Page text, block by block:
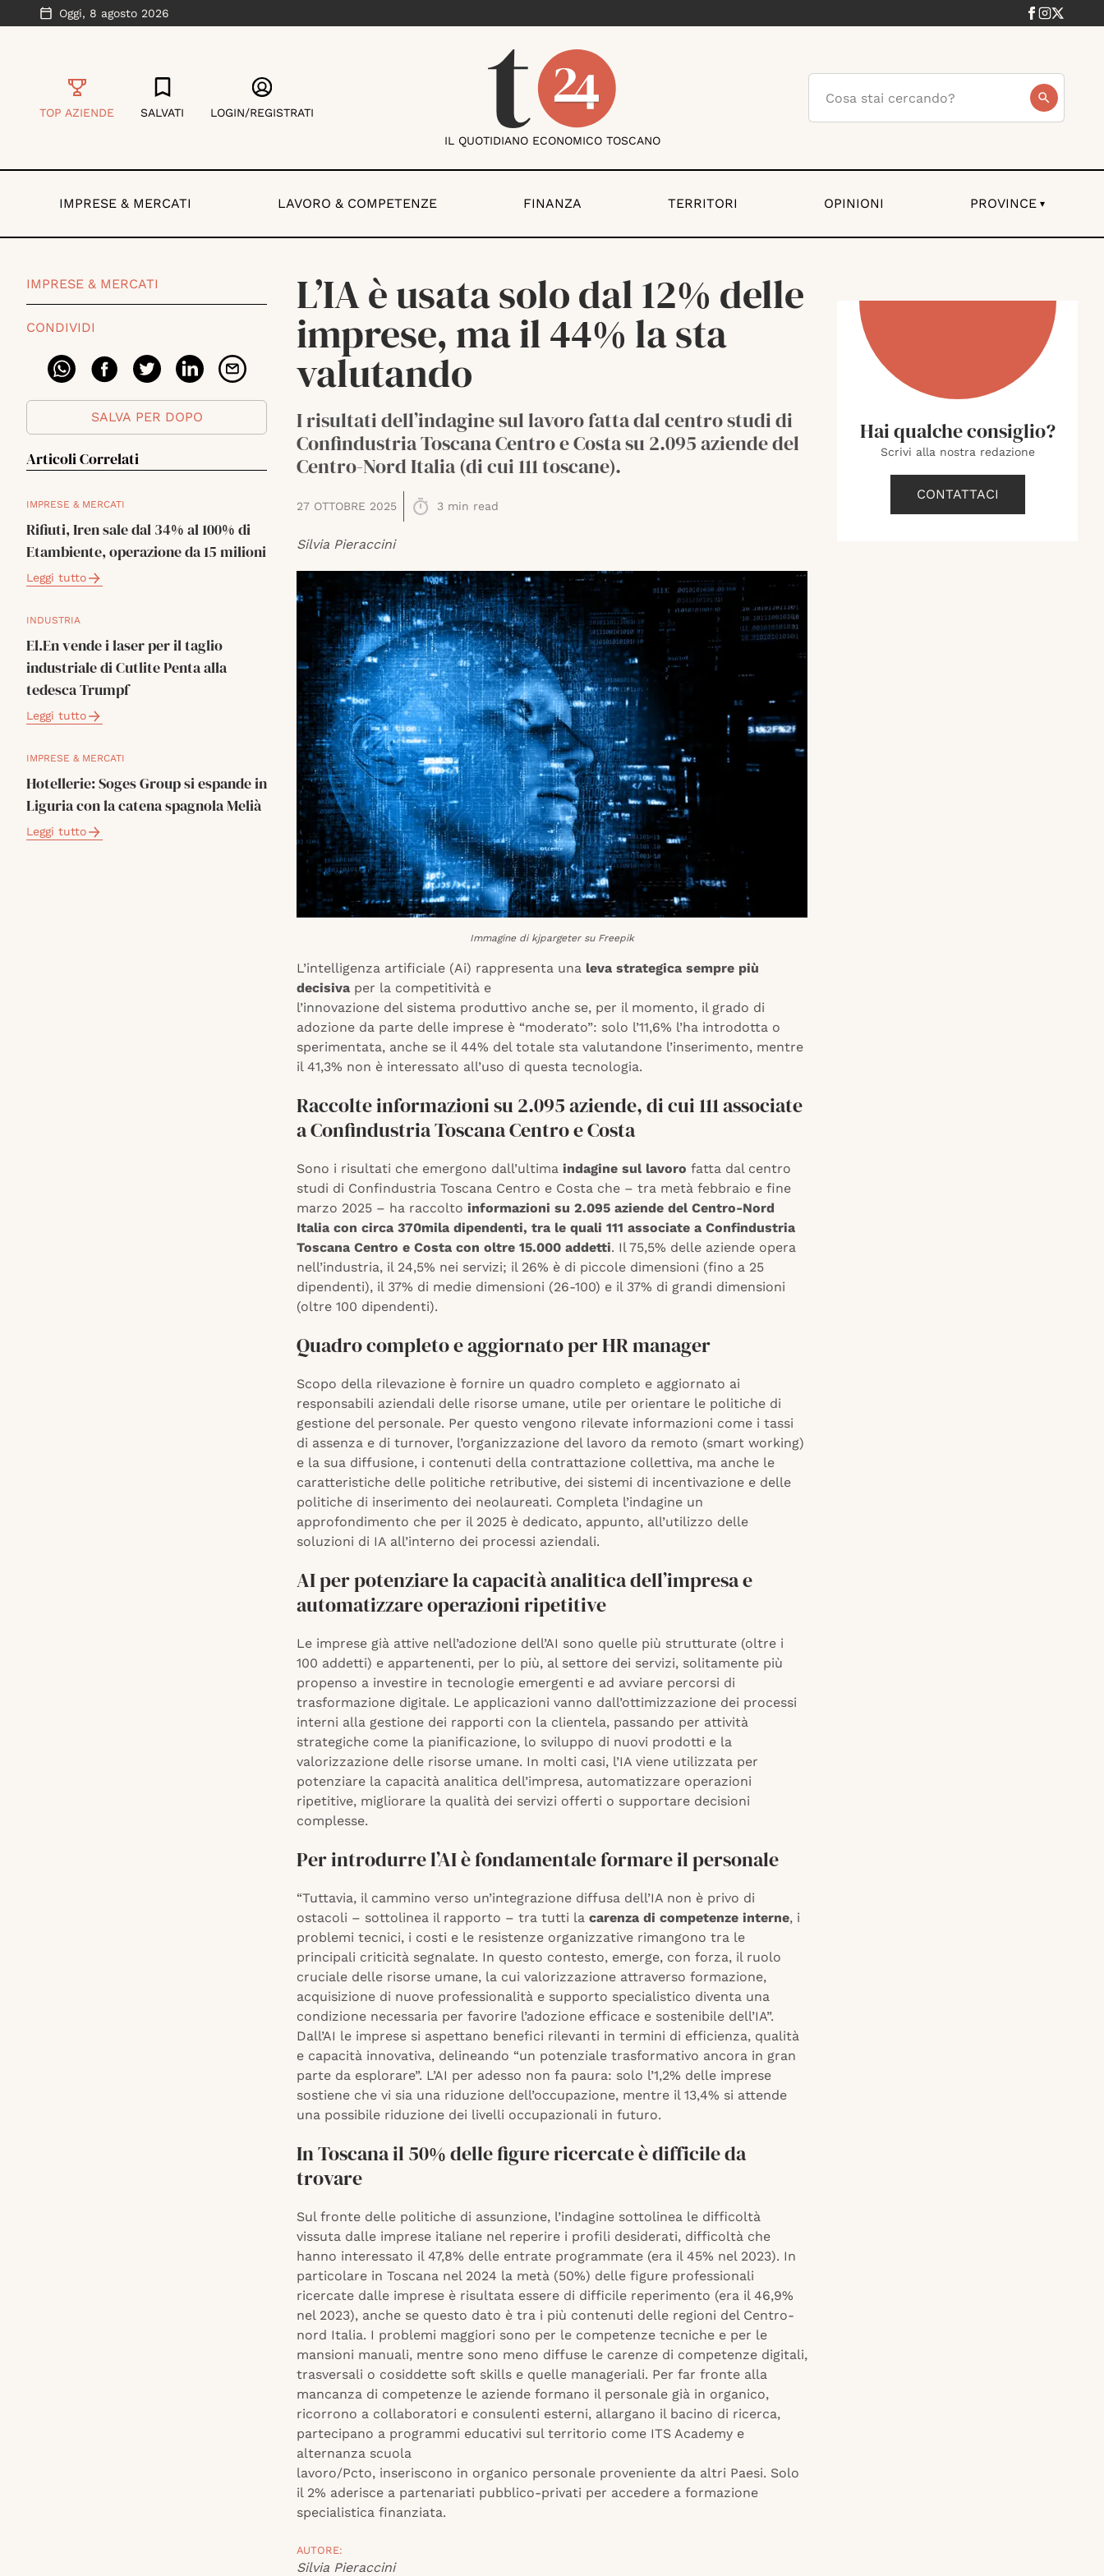
Oggi, 8 agosto 2026
TOP AZIENDE SALVATI LOGIN/REGISTRATI
IL QUOTIDIANO ECONOMICO TOSCANO
IMPRESE & MERCATI LAVORO & COMPETENZE FINANZA TERRITORI OPINIONI PROVINCE ▾
IMPRESE & MERCATI
CONDIVIDI
SALVA PER DOPO
Articoli Correlati
IMPRESE & MERCATI
Rifiuti, Iren sale dal 34% al 100% di
Etambiente, operazione da 15 milioni
Leggi tutto
INDUSTRIA
El.En vende i laser per il taglio
industriale di Cutlite Penta alla
tedesca Trumpf
Leggi tutto
IMPRESE & MERCATI
Hotellerie: Soges Group si espande in
Liguria con la catena spagnola Melià
Leggi tutto
L’IA è usata solo dal 12% delle
imprese, ma il 44% la sta
valutando
I risultati dell’indagine sul lavoro fatta dal centro studi di
Confindustria Toscana Centro e Costa su 2.095 aziende del
Centro-Nord Italia (di cui 111 toscane).
27 OTTOBRE 2025 3 min read
Silvia Pieraccini
Immagine di kjpargeter su Freepik
L’intelligenza artificiale (Ai) rappresenta una leva strategica sempre più
decisiva per la competitività e
l’innovazione del sistema produttivo anche se, per il momento, il grado di
adozione da parte delle imprese è “moderato”: solo l’11,6% l’ha introdotta o
sperimentata, anche se il 44% del totale sta valutandone l’inserimento, mentre
il 41,3% non è interessato all’uso di questa tecnologia.
Raccolte informazioni su 2.095 aziende, di cui 111 associate
a Confindustria Toscana Centro e Costa
Sono i risultati che emergono dall’ultima indagine sul lavoro fatta dal centro
studi di Confindustria Toscana Centro e Costa che – tra metà febbraio e fine
marzo 2025 – ha raccolto informazioni su 2.095 aziende del Centro-Nord
Italia con circa 370mila dipendenti, tra le quali 111 associate a Confindustria
Toscana Centro e Costa con oltre 15.000 addetti. Il 75,5% delle aziende opera
nell’industria, il 24,5% nei servizi; il 26% è di piccole dimensioni (fino a 25
dipendenti), il 37% di medie dimensioni (26-100) e il 37% di grandi dimensioni
(oltre 100 dipendenti).
Quadro completo e aggiornato per HR manager
Scopo della rilevazione è fornire un quadro completo e aggiornato ai
responsabili aziendali delle risorse umane, utile per orientare le politiche di
gestione del personale. Per questo vengono rilevate informazioni come i tassi
di assenza e di turnover, l’organizzazione del lavoro da remoto (smart working)
e la sua diffusione, i contenuti della contrattazione collettiva, ma anche le
caratteristiche delle politiche retributive, dei sistemi di incentivazione e delle
politiche di inserimento dei neolaureati. Completa l’indagine un
approfondimento che per il 2025 è dedicato, appunto, all’utilizzo delle
soluzioni di IA all’interno dei processi aziendali.
AI per potenziare la capacità analitica dell’impresa e
automatizzare operazioni ripetitive
Le imprese già attive nell’adozione dell’AI sono quelle più strutturate (oltre i
100 addetti) e appartenenti, per lo più, al settore dei servizi, solitamente più
propenso a investire in tecnologie emergenti e ad avviare percorsi di
trasformazione digitale. Le applicazioni vanno dall’ottimizzazione dei processi
interni alla gestione dei rapporti con la clientela, passando per attività
strategiche come la pianificazione, lo sviluppo di nuovi prodotti e la
valorizzazione delle risorse umane. In molti casi, l’IA viene utilizzata per
potenziare la capacità analitica dell’impresa, automatizzare operazioni
ripetitive, migliorare la qualità dei servizi offerti o supportare decisioni
complesse.
Per introdurre l’AI è fondamentale formare il personale
“Tuttavia, il cammino verso un’integrazione diffusa dell’IA non è privo di
ostacoli – sottolinea il rapporto – tra tutti la carenza di competenze interne, i
problemi tecnici, i costi e le resistenze organizzative rimangono tra le
principali criticità segnalate. In questo contesto, emerge, con forza, il ruolo
cruciale delle risorse umane, la cui valorizzazione attraverso formazione,
acquisizione di nuove professionalità e supporto specialistico diventa una
condizione necessaria per favorire l’adozione efficace e sostenibile dell’IA”.
Dall’AI le imprese si aspettano benefici rilevanti in termini di efficienza, qualità
e capacità innovativa, delineando “un potenziale trasformativo ancora in gran
parte da esplorare”. L’AI per adesso non fa paura: solo l’1,2% delle imprese
sostiene che vi sia una riduzione dell’occupazione, mentre il 13,4% si attende
una possibile riduzione dei livelli occupazionali in futuro.
In Toscana il 50% delle figure ricercate è difficile da
trovare
Sul fronte delle politiche di assunzione, l’indagine sottolinea le difficoltà
vissuta dalle imprese italiane nel reperire i profili desiderati, difficoltà che
hanno interessato il 47,8% delle entrate programmate (era il 45% nel 2023). In
particolare in Toscana nel 2024 la metà (50%) delle figure professionali
ricercate dalle imprese è risultata essere di difficile reperimento (era il 46,9%
nel 2023), anche se questo dato è tra i più contenuti delle regioni del Centro-
nord Italia. I problemi maggiori sono per le competenze tecniche e per le
mansioni manuali, mentre sono meno diffuse le carenze di competenze digitali,
trasversali o cosiddette soft skills e quelle manageriali. Per far fronte alla
mancanza di competenze le aziende formano il personale già in organico,
ricorrono a collaboratori e consulenti esterni, allargano il bacino di ricerca,
partecipano a programmi educativi sul territorio come ITS Academy e
alternanza scuola
lavoro/Pcto, inseriscono in organico personale proveniente da altri Paesi. Solo
il 2% aderisce a partenariati pubblico-privati per accedere a formazione
specialistica finanziata.
AUTORE:
Silvia Pieraccini
Hai qualche consiglio?
Scrivi alla nostra redazione
CONTATTACI